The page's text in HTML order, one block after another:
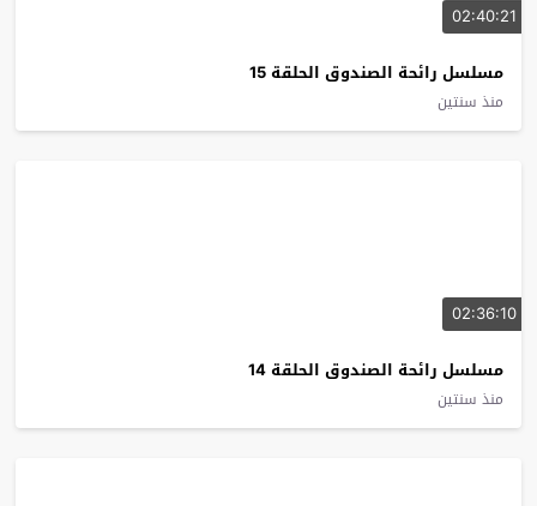
02:40:21
مسلسل رائحة الصندوق الحلقة 15
منذ سنتين
02:36:10
مسلسل رائحة الصندوق الحلقة 14
منذ سنتين